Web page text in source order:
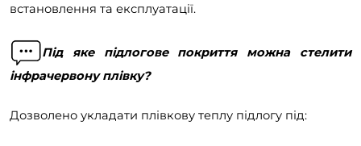
встановлення та експлуатації.
Під яке підлогове покриття можна стелити
інфрачервону плівку?
Дозволено укладати плівкову теплу підлогу під: